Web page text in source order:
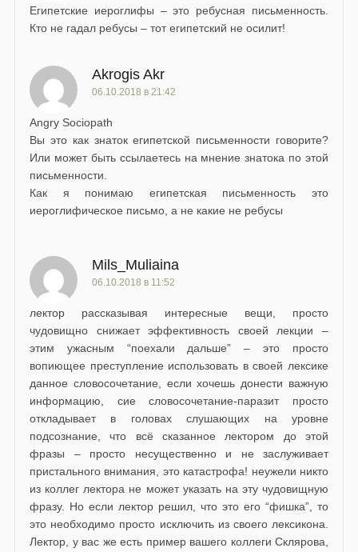
Египетские иероглифы – это ребусная письменность.
Кто не гадал ребусы – тот египетский не осилит!
Akrogis Akr
06.10.2018 в 21:42
Angry Sociopath
Вы это как знаток египетской письменности говорите?
Или может быть ссылаетесь на мнение знатока по этой
письменности.
Как я понимаю египетская письменность это
иероглифическое письмо, а не какие не ребусы
Mils_Muliaina
06.10.2018 в 11:52
лектор рассказывая интересные вещи, просто
чудовищно снижает эффективность своей лекции –
этим ужасным “поехали дальше” – это просто
вопиющее преступление использовать в своей лексике
данное словосочетание, если хочешь донести важную
информацию, сие словосочетание-паразит просто
откладывает в головах слушающих на уровне
подсознание, что всё сказанное лектором до этой
фразы – просто несущественно и не заслуживает
пристального внимания, это катастрофа! неужели никто
из коллег лектора не может указать на эту чудовищную
фразу. Но если лектор решил, что это его “фишка”, то
это необходимо просто исключить из своего лексикона.
Лектор, у вас же есть пример вашего коллеги Склярова,